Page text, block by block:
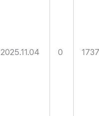
2025.11.04 0